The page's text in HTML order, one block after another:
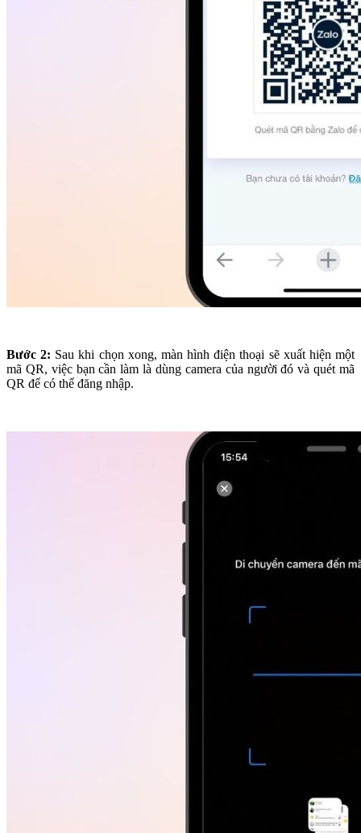
Bước 2: Sau khi chọn xong, màn hình điện thoại sẽ xuất hiện một
mã QR, việc bạn cần làm là dùng camera của người đó và quét mã
QR để có thể đăng nhập.